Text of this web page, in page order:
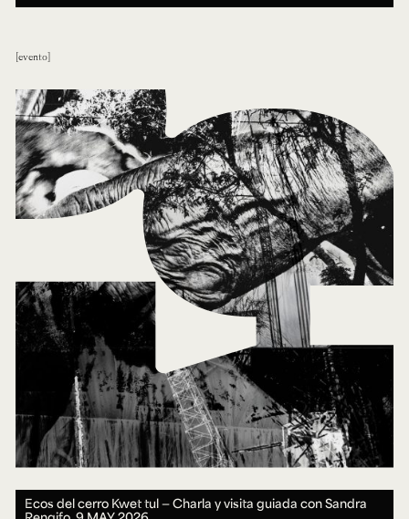
evento
Ecos del cerro Kwet tul — Charla y visita guiada con Sandra